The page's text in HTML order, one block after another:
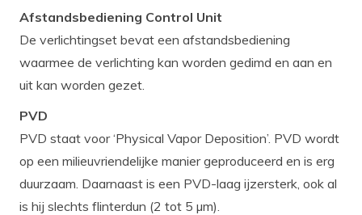
Afstandsbediening Control Unit
De verlichtingset bevat een afstandsbediening
waarmee de verlichting kan worden gedimd en aan en
uit kan worden gezet.
PVD
PVD staat voor ‘Physical Vapor Deposition’. PVD wordt
op een milieuvriendelijke manier geproduceerd en is erg
duurzaam. Daarnaast is een PVD-laag ijzersterk, ook al
is hij slechts flinterdun (2 tot 5 µm).